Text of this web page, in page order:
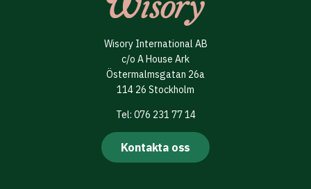
Wisory International AB
c/o A House Ark
Östermalmsgatan 26a
114 26 Stockholm
Tel: 076 231 77 14
Kontakta oss